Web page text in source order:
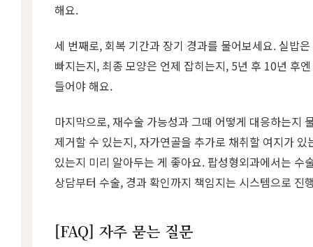
해요.
세 번째로, 회복 기간과 장기 경과를 물어보세요. 실밥
빠지는지, 최종 모양은 언제 잡히는지, 5년 후 10년 후
들어야 해요.
마지막으로, 재수술 가능성과 그때 어떻게 대응하는지
제거할 수 있는지, 자가연골을 추가로 채취할 여지가
있는지 미리 알아두는 게 좋아요. 팝성형외과에서는 수
상담부터 수술, 경과 확인까지 책임지는 시스템으로 진
[FAQ] 자주 묻는 질문